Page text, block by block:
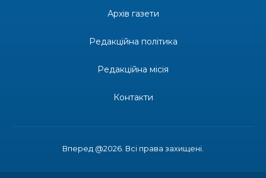
Одна з найяскравіших постатей Бахмута –
професійним святом
Вперед @2026. Всі права захищені.
Архів газети
Редакційна політика
Редакційна місія
Контакти